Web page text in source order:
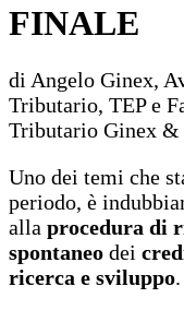
FINALE
di Angelo Ginex,
Tributario, TEP e
Tributario Ginex &
Uno dei temi che
periodo, è
alla procedura di
spontaneo dei
ricerca e sviluppo.